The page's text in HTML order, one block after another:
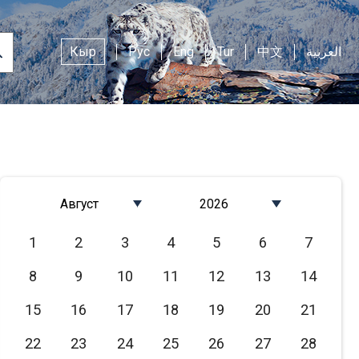
Кыр Рус Eng Tur 中文 العربية
Август
Март
Апрель
Июнь
2026
2024
2023
2021
1 2 3 4 5 6
7
8
9 10 11 12 13
14
15
16 17 18 19 20
21
22
23 24 25 26 27
28